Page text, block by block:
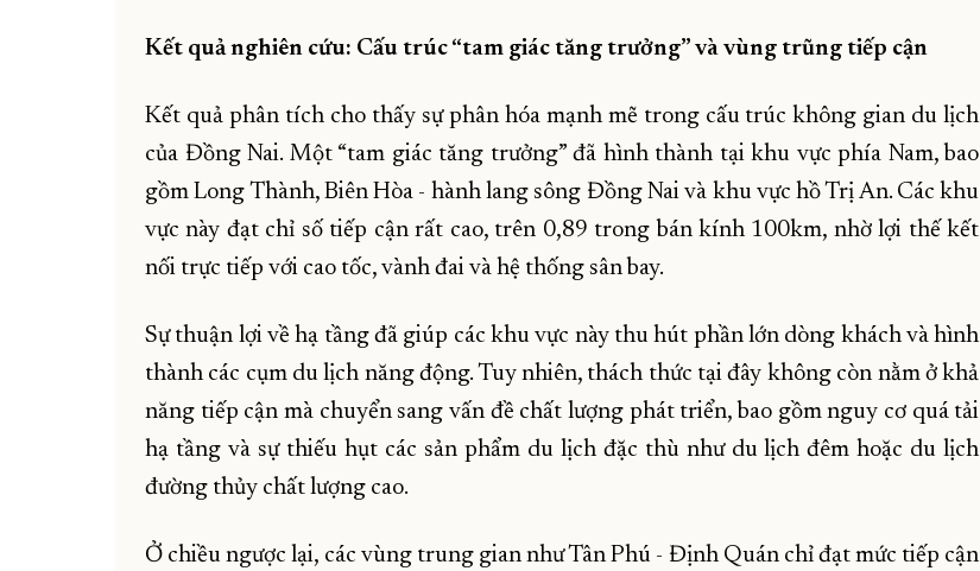
Kết quả nghiên cứu: Cấu trúc “tam giác tăng trưởng” và vùng trũng tiếp cận
Kết quả phân tích cho thấy sự phân hóa mạnh mẽ trong cấu trúc không gian du lịch
của Đồng Nai. Một “tam giác tăng trưởng” đã hình thành tại khu vực phía Nam, bao
gồm Long Thành, Biên Hòa - hành lang sông Đồng Nai và khu vực hồ Trị An. Các khu
vực này đạt chỉ số tiếp cận rất cao, trên 0,89 trong bán kính 100km, nhờ lợi thế kết
nối trực tiếp với cao tốc, vành đai và hệ thống sân bay.
Sự thuận lợi về hạ tầng đã giúp các khu vực này thu hút phần lớn dòng khách và hình
thành các cụm du lịch năng động. Tuy nhiên, thách thức tại đây không còn nằm ở khả
năng tiếp cận mà chuyển sang vấn đề chất lượng phát triển, bao gồm nguy cơ quá tải
hạ tầng và sự thiếu hụt các sản phẩm du lịch đặc thù như du lịch đêm hoặc du lịch
đường thủy chất lượng cao.
Ở chiều ngược lại, các vùng trung gian như Tân Phú - Định Quán chỉ đạt mức tiếp cận